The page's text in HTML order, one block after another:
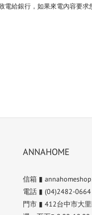
給銀行，如果來電內容要求
ANNAHOME
信箱 ▮
電話 ▮ (04)2482-0664
門市 ▮ 412台中市大